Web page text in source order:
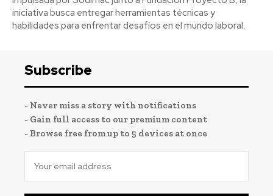
iniciativa busca entregar herramientas técnicas y
habilidades para enfrentar desafíos en el mundo laboral.
Subscribe
- Never miss a story with notifications
- Gain full access to our premium content
- Browse free from up to 5 devices at once